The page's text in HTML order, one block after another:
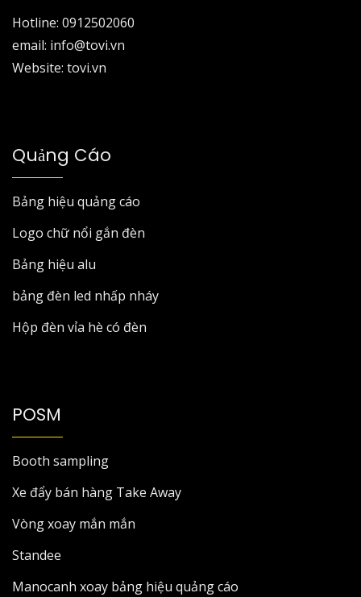
Hotline: 0912502060
email: info@tovi.vn
Website: tovi.vn
Quảng Cáo
Bảng hiệu quảng cáo
Logo chữ nổi gắn đèn
Bảng hiệu alu
bảng đèn led nhấp nháy
Hộp đèn vỉa hè có đèn
POSM
Booth sampling
Xe đẩy bán hàng Take Away
Vòng xoay mắn mắn
Standee
Manocanh xoay bảng hiệu quảng cáo